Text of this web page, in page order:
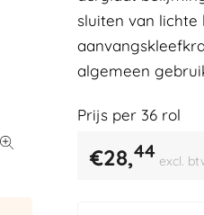
sluiten van lichte
algemeen
Prijs per 36rol
€28,44 excl.